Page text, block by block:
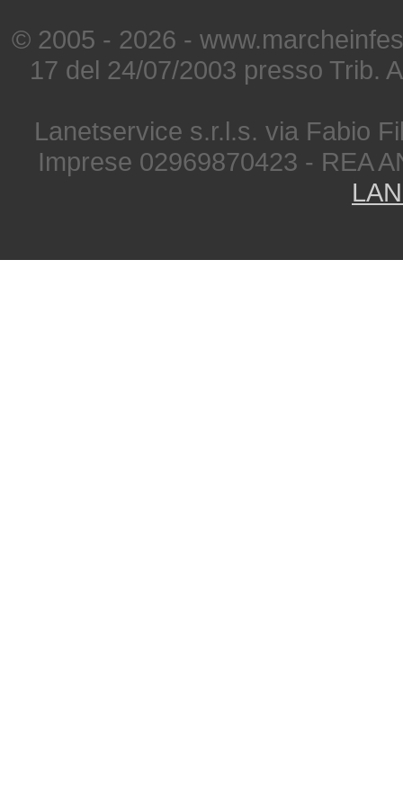
© 2005 - 2026 -
17 del 24/07/2003 presso Trib.
Lanetservice s.r.l.s. via Fabio
Imprese 02969870423 - REA